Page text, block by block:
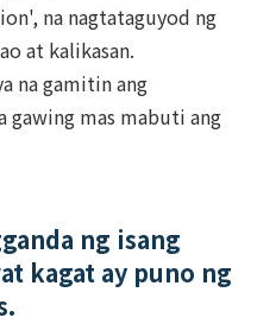
na nagtataguyod ng
at kalikasan.
na gamitin ang
gawing mas mabuti ang
ng isang
kagat ay puno ng